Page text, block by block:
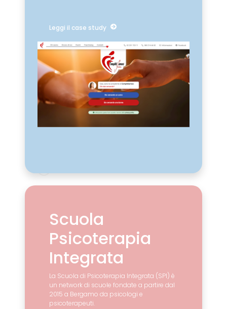
Leggi il case study
Scuola
Psicoterapia
Integrata
La Scuola di Psicoterapia Integrata (SPI) è
un network di scuole fondate a partire dal
2015 a Bergamo da psicologi e
psicoterapeuti.